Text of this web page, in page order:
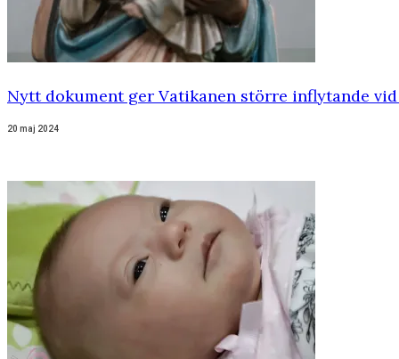
Nytt dokument ger Vatikanen större inflytande
20 maj 2024